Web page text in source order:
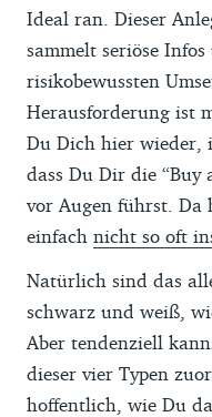
Ideal ran. Dieser
sammelt seriöse
risikobewussten
Herausforderung ist
Du Dich hier wieder,
dass Du Dir die “Buy
vor Augen führst. Da
einfach nicht so oft
Natürlich sind das
schwarz und weiß,
Aber tendenziell
dieser vier Typen
hoffentlich, wie Du